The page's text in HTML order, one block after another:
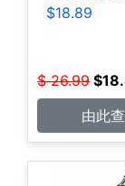
$18.89
$ 26.99 $
由此